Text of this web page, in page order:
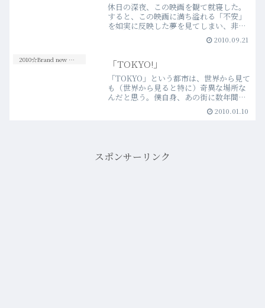
休日の深夜、この映画を観て就寝した。
すると、この映画に満ち溢れる「不安」
を如実に反映した夢を見てしまい、非常
に目覚めの悪いウィークデーの始まりの
朝を迎えてしまった。今も、どこか気怠
は別として、ねっとりとま…more
2010.09.21
2010☆Brand new Movies 「TOKYO!」
「TOKYO」という都市は、世界から見て
も（世界から見ると特に）奇異な場所な
んだと思う。僕自身、あの街に数年間住
んでみて、そういうことは常々感じた。
もちろん、日本の首都だし、何でもある
2010.01.10
スポンサーリンク